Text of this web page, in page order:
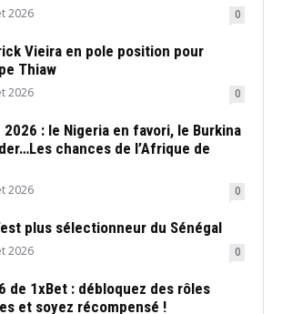
2026 0
Vieira en pole position pour
Thiaw
2026 0
2026 : le Nigeria en favori, le Burkina
chances de l’Afrique de
2026 0
plus sélectionneur du Sénégal
2026 0
de 1xBet : débloquez des rôles
et soyez récompensé !